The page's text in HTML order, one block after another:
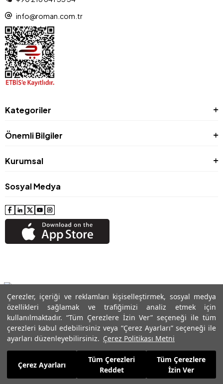
Çerezler, içeriği ve reklamları kişiselleştirmek, sosyal medya
özellikleri sağlamak ve trafiğimizi analiz etmek için
kullanılmaktadır. “Tüm Çerezlere İzin Ver” seçeneği ile tüm
çerezleri kabul edebilirsiniz veya “Çerez Ayarları” seçeneği ile
ayarları düzenleyebilirsiniz. Çerez Politikası Metni
Çerez Ayarları
Tüm Çerezleri
Reddet
Tüm Çerezlere
İzin Ver
info@roman.com.tr
Kategoriler
Önemli Bilgiler
Kurumsal
Sosyal Medya
© 2024 Roman® Tüm Hakları Saklıdır, İzinsiz kullanılamaz